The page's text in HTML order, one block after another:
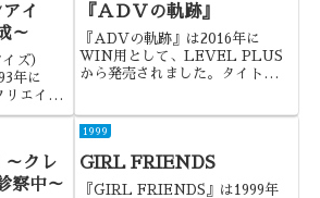
イ
～
イズ）
年に
リエイト
作の漫画
ね。
『ＡＤＶの軌跡』
『ADVの軌跡』は2016年に
WIN用として、LEVEL PLUS
から発売されました。タイトルに
80年代のADVを扱った作品でし
たね。
～クレ
察中～
1999
GIRL FRIENDS
『GIRL FRIENDS』は1999年